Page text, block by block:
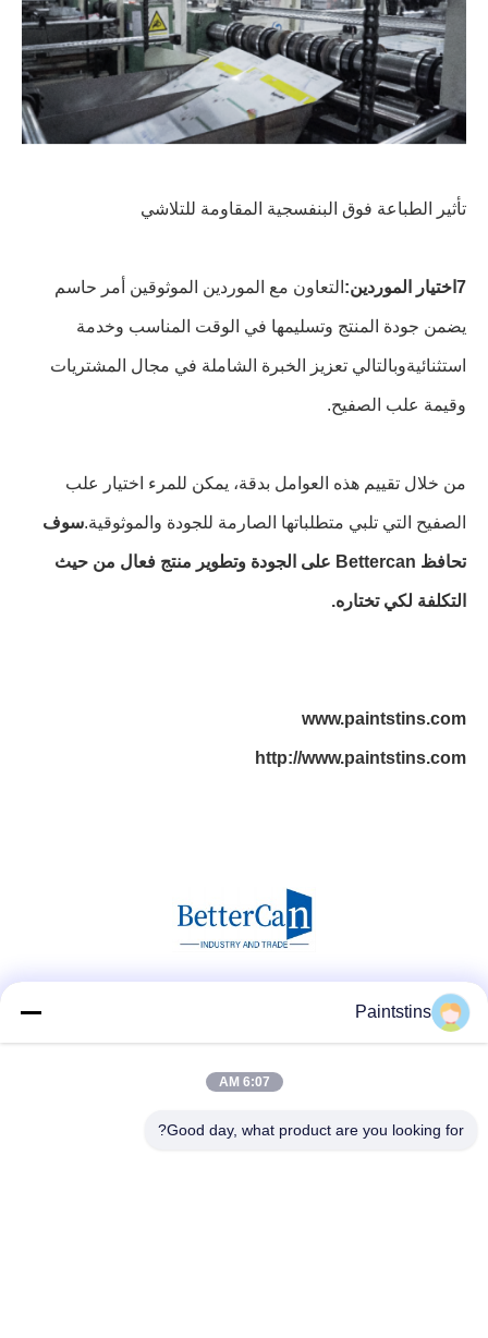
تأثير الطباعة فوق البنفسجية المقاومة للتلاشي
7اختيار الموردين: التعاون مع الموردين الموثوقين أمر حاسم
يضمن جودة المنتج وتسليمها في الوقت المناسب وخدمة
استثنائيةوبالتالي تعزيز الخبرة الشاملة في مجال المشتريات
وقيمة علب الصفيح.
من خلال تقييم هذه العوامل بدقة، يمكن للمرء اختيار علب
الصفيح التي تلبي متطلباتها الصارمة للجودة والموثوقية.سوف
تحافظ Bettercan على الجودة وتطوير منتج فعال من حيث
التكلفة لكي تختاره.
www.paintstins.com
http://www.paintstins.com
Paintstins
6:07 AM
Good day, what product are you looking for?